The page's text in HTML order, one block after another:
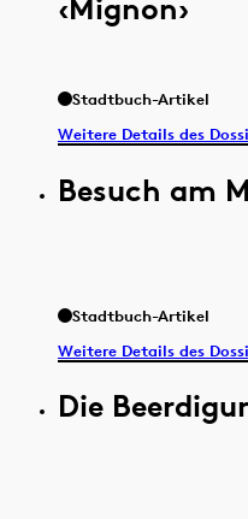
‹Mignon›
Stadtbuch-Artikel
Weitere Details des
Besuch am
Stadtbuch-Artikel
Weitere Details des
Die